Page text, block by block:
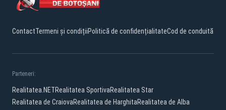
ContactTermeni și condițiiPolitică de confidențialitateCod de conduită
Parteneri:
Realitatea.NETRealitatea SportivaRealitatea Star
Realitatea de CraiovaRealitatea de HarghitaRealitatea de Alba